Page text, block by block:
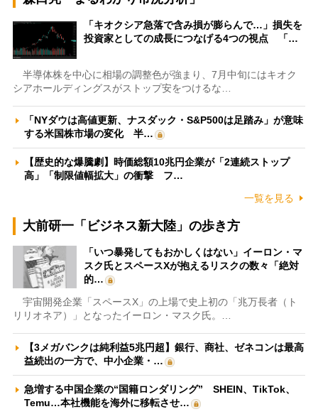
「キオクシア急落で含み損が膨らんで…」損失を
投資家としての成長につなげる4つの視点 「…
半導体株を中心に相場の調整色が強まり、7月中旬にはキオク
シアホールディングスがストップ安をつけるな…
「NYダウは高値更新、ナスダック・S&P500は足踏み」が意味
する米国株市場の変化 半…
【歴史的な爆騰劇】時価総額10兆円企業が「2連続ストップ
高」「制限値幅拡大」の衝撃 フ…
一覧を見る
大前研一「ビジネス新大陸」の歩き方
「いつ暴発してもおかしくはない」イーロン・マ
スク氏とスペースXが抱えるリスクの数々「絶対
的…
宇宙開発企業「スペースX」の上場で史上初の「兆万長者（ト
リリオネア）」となったイーロン・マスク氏。…
【3メガバンクは純利益5兆円超】銀行、商社、ゼネコンは最高
益続出の一方で、中小企業・…
急増する中国企業の“国籍ロンダリング” SHEIN、TikTok、
Temu…本社機能を海外に移転させ…